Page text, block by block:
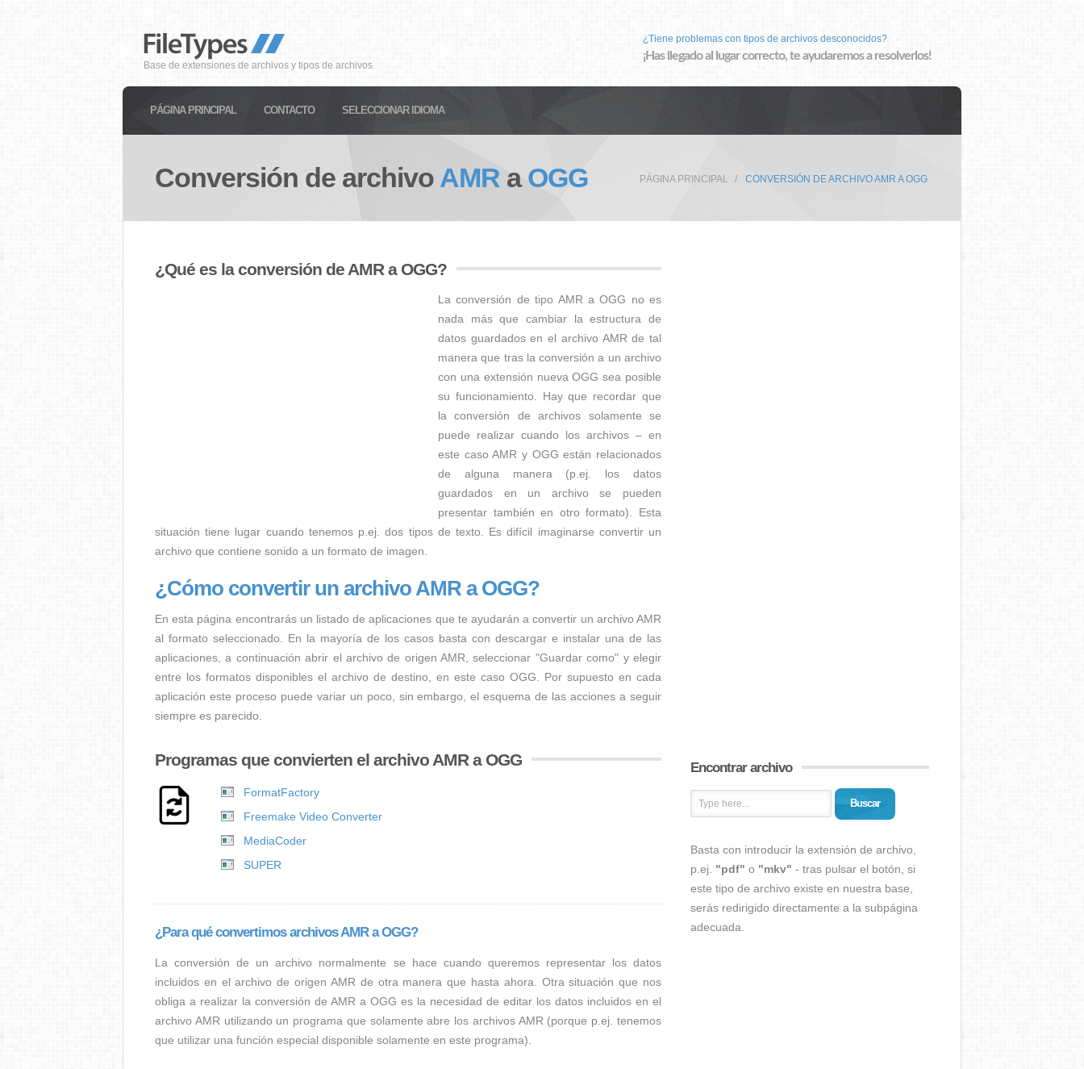
Base de extensiones de archivos y tipos de archivos
¿Tiene problemas con tipos de archivos desconocidos?
¡Has llegado al lugar correcto, te ayudaremos a resolverlos!
PÁGINA PRINCIPAL CONTACTO SELECCIONAR IDIOMA
Conversión de archivo AMR aOGG PÁGINA PRINCIPAL CONVERSIÓN DE ARCHIVO AMR A OGG
¿Qué es la conversión de AMR a OGG?
La conversión de tipo AMR a OGG no es
nada más que cambiar la estructura de
datos guardados en el archivo AMR de tal
manera que tras la conversión a un archivo
con una extensión nueva OGG sea posible
su funcionamiento. Hay que recordar que
la conversión de archivos solamente se
puede realizar cuando los archivos – en
este caso AMR y OGG están relacionados
de alguna manera (p.ej. los datos
guardados en un archivo se pueden
presentar también en otro formato). Esta
situación tiene lugar cuando tenemos p.ej. dos tipos de texto. Es difícil imaginarse convertir un
archivo que contiene sonido a un formato de imagen.
¿Cómo convertir un archivo AMR a OGG?
En esta página encontrarás un listado de aplicaciones que te ayudarán a convertir un archivo AMR
al formato seleccionado. En la mayoría de los casos basta con descargar e instalar una de las
aplicaciones, a continuación abrir el archivo de origen AMR, seleccionar "Guardar como" y elegir
entre los formatos disponibles el archivo de destino, en este caso OGG. Por supuesto en cada
aplicación este proceso puede variar un poco, sin embargo, el esquema de las acciones a seguir
siempre es parecido.
Programas que convierten el archivo AMR a OGG
FormatFactory
Freemake Video Converter
MediaCoder
SUPER
¿Para qué convertimos archivos AMR a OGG?
La conversión de un archivo normalmente se hace cuando queremos representar los datos
incluidos en el archivo de origen AMR de otra manera que hasta ahora. Otra situación que nos
obliga a realizar la conversión de AMR a OGG es la necesidad de editar los datos incluidos en el
archivo AMR utilizando un programa que solamente abre los archivos AMR (porque p.ej. tenemos
que utilizar una función especial disponible solamente en este programa).
Encontrar archivo
Buscar
Basta con introducir la extensión de archivo,
p.ej. "pdf" o "mkv" - tras pulsar el botón, si
este tipo de archivo existe en nuestra base,
serás redirigido directamente a la subpágina
adecuada.